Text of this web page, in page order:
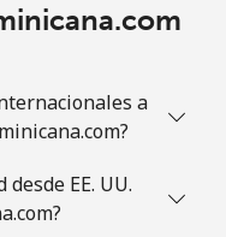
a
EE. UU.